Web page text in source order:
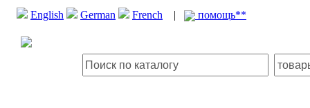
English German French | помощь**